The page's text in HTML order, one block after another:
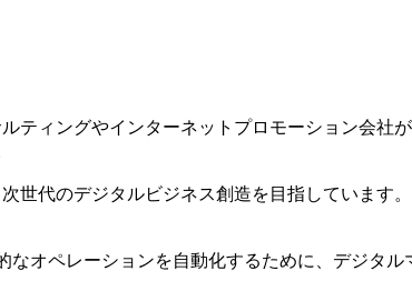
ティングやインターネットプロモーション会社
世代のデジタルビジネス創造を目指していま
オペレーションを自動化するために、デジタ